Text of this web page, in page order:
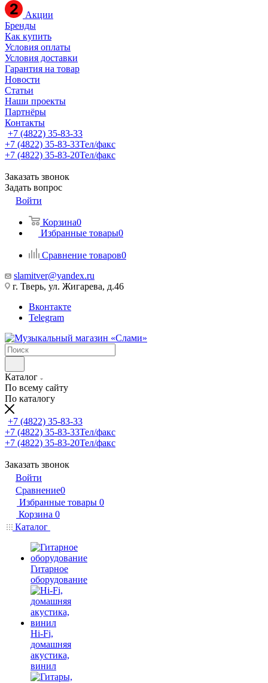
Акции
Бренды
Как купить
Условия оплаты
Условия доставки
Гарантия на товар
Новости
Статьи
Наши проекты
Партнёры
Контакты
+7 (4822) 35-83-33
+7 (4822) 35-83-33Тел/факс
+7 (4822) 35-83-20Тел/факс
Заказать звонок
Задать вопрос
Войти
Корзина0
Избранные товары0
Сравнение товаров0
slamitver@yandex.ru
г. Тверь, ул. Жигарева, д.46
Вконтакте
Telegram
Каталог
По всему сайту
По каталогу
+7 (4822) 35-83-33
+7 (4822) 35-83-33Тел/факс
+7 (4822) 35-83-20Тел/факс
Заказать звонок
Войти
Сравнение0
Избранные товары 0
Корзина 0
Каталог
Гитарное
оборудование
Hi-Fi,
домашняя
акустика,
винил